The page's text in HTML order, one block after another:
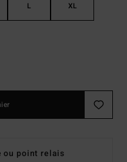
L XL
ou point relais